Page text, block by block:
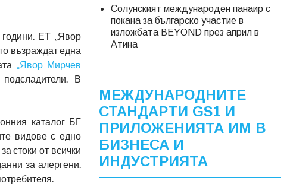
ЕТ „Явор
възраждат една
„Явор Мирчев
В
каталог БГ
видове с едно
стоки от всички
за алергени.
Солунският международен панаир с
покана за българско участие в
изложбата BEYOND през април в
Атина
МЕЖДУНАРОДНИТЕ
СТАНДАРТИ GS1 И
ПРИЛОЖЕНИЯТА ИМ В
БИЗНЕСА И
ИНДУСТРИЯТА